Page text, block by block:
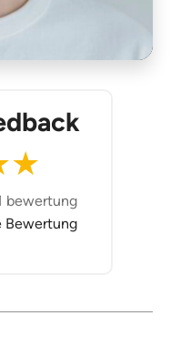
★
bewertung
Bewertung